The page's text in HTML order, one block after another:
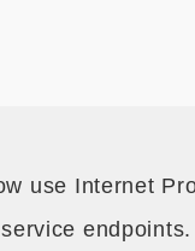
use Internet